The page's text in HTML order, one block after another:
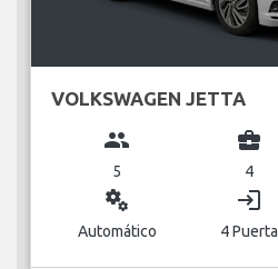
VOLKSWAGEN JETTA
group
5
business_center
4
miscellaneous_services
Automático
login
4 Puerta